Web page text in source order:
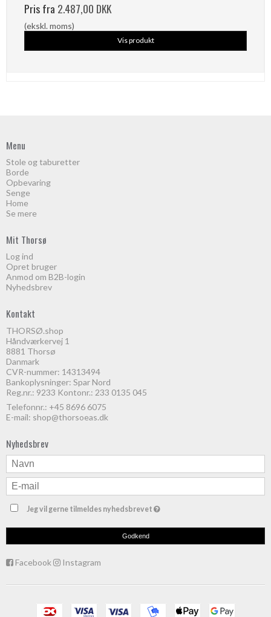
Pris fra 2.487,00 DKK
(ekskl. moms)
Vis produkt
Menu
Stole og taburetter
Borde
Opbevaring
Senge
Home
Se mere
Mit Thorsø
Log ind
Opret bruger
Anmod om B2B-login
Nyhedsbrev
Kontakt
THORSØ.shop
Håndværkervej 1
8881 Thorsø
Danmark
CVR-nummer: 14313494
Bankoplysninger: Spar Nord
Reg.nr.: 9233 Kontonr.: 233 0135 045
Telefonnr.: +45 8696 6075
E-mail: shop@thorsoeas.dk
Nyhedsbrev
Jeg vil gerne tilmeldes nyhedsbrevet
Godkend
Facebook Instagram